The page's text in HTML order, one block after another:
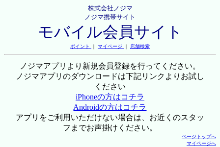
株式会社ノジマ
ノジマ携帯サイト
モバイル会員サイト
ポイント ｜ マイページ ｜ 店舗検索
ノジマアプリより新規会員登録を行ってください。
ノジマアプリのダウンロードは下記リンクよりお試し
ください
iPhoneの方はコチラ
Androidの方はコチラ
アプリをご利用いただけない場合は、お近くのスタッ
フまでお声掛けください。
ページトップへ
マイページへ